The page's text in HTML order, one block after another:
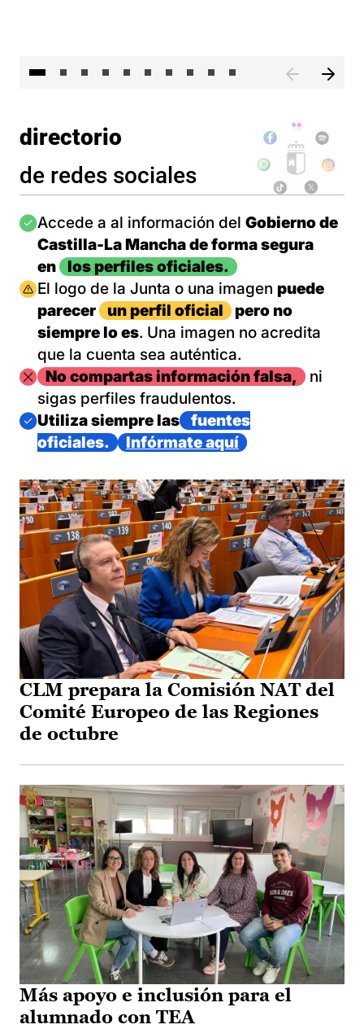
directorio
de redes sociales
Imagen
Accede a al información del Gobierno de
Castilla-La Mancha de forma segura
en
los perfiles oficiales.
Imagen
El logo de la Junta o una imagen puede
parecer
un perfil oficial
pero no
siempre lo es. Una imagen no acredita
que la cuenta sea auténtica.
ImagenNo compartas información falsa,
ni
sigas perfiles fraudulentos.
Imagen
Utiliza siempre las
fuentes
oficiales.
Infórmate aquí
CLM prepara la Comisión NAT del
Comité Europeo de las Regiones
de octubre
Más apoyo e inclusión para el
alumnado con TEA